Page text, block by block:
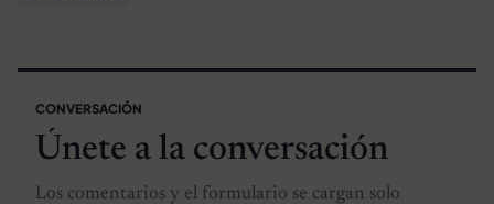
CONVERSACIÓN
Únete a la conversación
Los comentarios y el formulario se cargan solo